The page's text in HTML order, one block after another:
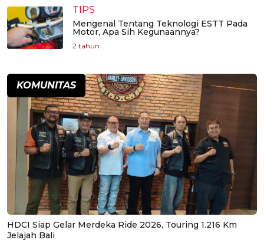
TIPS
Mengenal Tentang Teknologi ESTT Pada
Motor, Apa Sih Kegunaannya?
2 tahun
KOMUNITAS
HDCI Siap Gelar Merdeka Ride 2026, Touring 1.216 Km
Jelajah Bali